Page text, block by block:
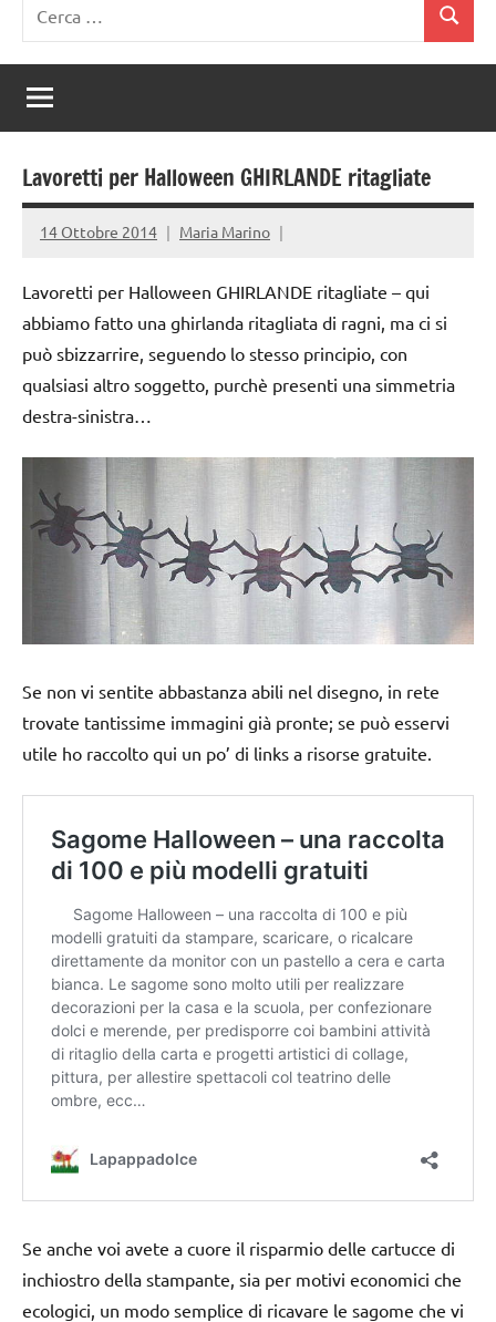
per:
Cerca
Lavoretti per Halloween GHIRLANDE ritagliate
14 Ottobre 2014 Maria Marino
Lavoretti per Halloween GHIRLANDE ritagliate – qui
abbiamo fatto una ghirlanda ritagliata di ragni, ma ci si
può sbizzarrire, seguendo lo stesso principio, con
qualsiasi altro soggetto, purchè presenti una simmetria
destra-sinistra…
Se non vi sentite abbastanza abili nel disegno, in rete
trovate tantissime immagini già pronte; se può esservi
utile ho raccolto qui un po’ di links a risorse gratuite.
Se anche voi avete a cuore il risparmio delle cartucce di
inchiostro della stampante, sia per motivi economici che
ecologici, un modo semplice di ricavare le sagome che vi